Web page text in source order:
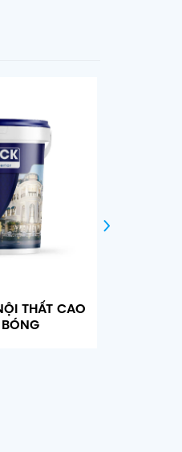
THẤT CAO